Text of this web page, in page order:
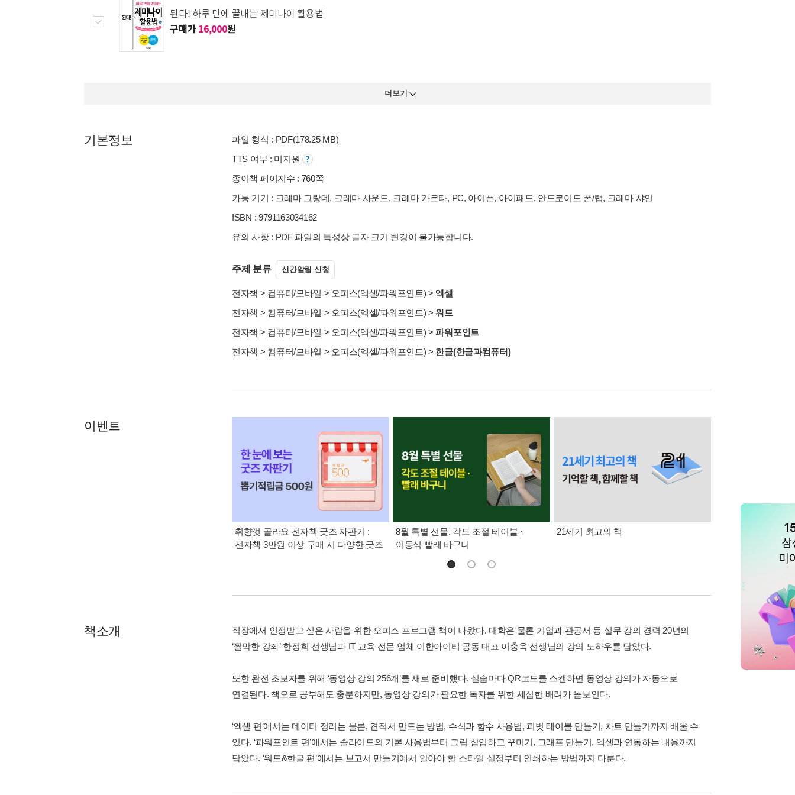
된다! 하루 만에 끝내는 제미나이 활용법
구매가 16,000원
더보기
기본정보
파일 형식 : PDF(178.25 MB)
TTS 여부 : 미지원
종이책 페이지수 : 760쪽
가능 기기 : 크레마 그랑데, 크레마 사운드, 크레마 카르타, PC, 아이폰, 아이패드, 안드로이드 폰/탭, 크레마 샤인
ISBN : 9791163034162
유의 사항 : PDF 파일의 특성상 글자 크기 변경이 불가능합니다.
주제 분류 신간알림 신청
전자책 > 컴퓨터/모바일 > 오피스(엑셀/파워포인트) > 엑셀
전자책 > 컴퓨터/모바일 > 오피스(엑셀/파워포인트) >워드
전자책 > 컴퓨터/모바일 > 오피스(엑셀/파워포인트) >파워포인트
전자책 > 컴퓨터/모바일 > 오피스(엑셀/파워포인트) > 한글(한글과컴퓨터)
이벤트
취향껏 골라요 전자책 굿즈 자판기 :
전자책 3만원 이상 구매 시 다양한 굿즈
8월 특별 선물. 각도 조절 테이블 ·
이동식 빨래 바구니
21세기 최고의 책 삼성카드가 쏜다! 알
책소개
직장에서 인정받고 싶은 사람을 위한 오피스 프로그램 책이 나왔다. 대학은 물론 기업과 관공서 등 실무 강의 경력 20년의
‘짤막한 강좌’ 한정희 선생님과 IT 교육 전문 업체 이한아이티 공동 대표 이충욱 선생님의 강의 노하우를 담았다.
또한 완전 초보자를 위해 ‘동영상 강의 256개’를 새로 준비했다. 실습마다 QR코드를 스캔하면 동영상 강의가 자동으로
연결된다. 책으로 공부해도 충분하지만, 동영상 강의가 필요한 독자를 위한 세심한 배려가 돋보인다.
‘엑셀 편’에서는 데이터 정리는 물론, 견적서 만드는 방법, 수식과 함수 사용법, 피벗 테이블 만들기, 차트 만들기까지 배울 수
있다. ‘파워포인트 편’에서는 슬라이드의 기본 사용법부터 그림 삽입하고 꾸미기, 그래프 만들기, 엑셀과 연동하는 내용까지
담았다. ‘워드&한글 편’에서는 보고서 만들기에서 알아야 할 스타일 설정부터 인쇄하는 방법까지 다룬다.